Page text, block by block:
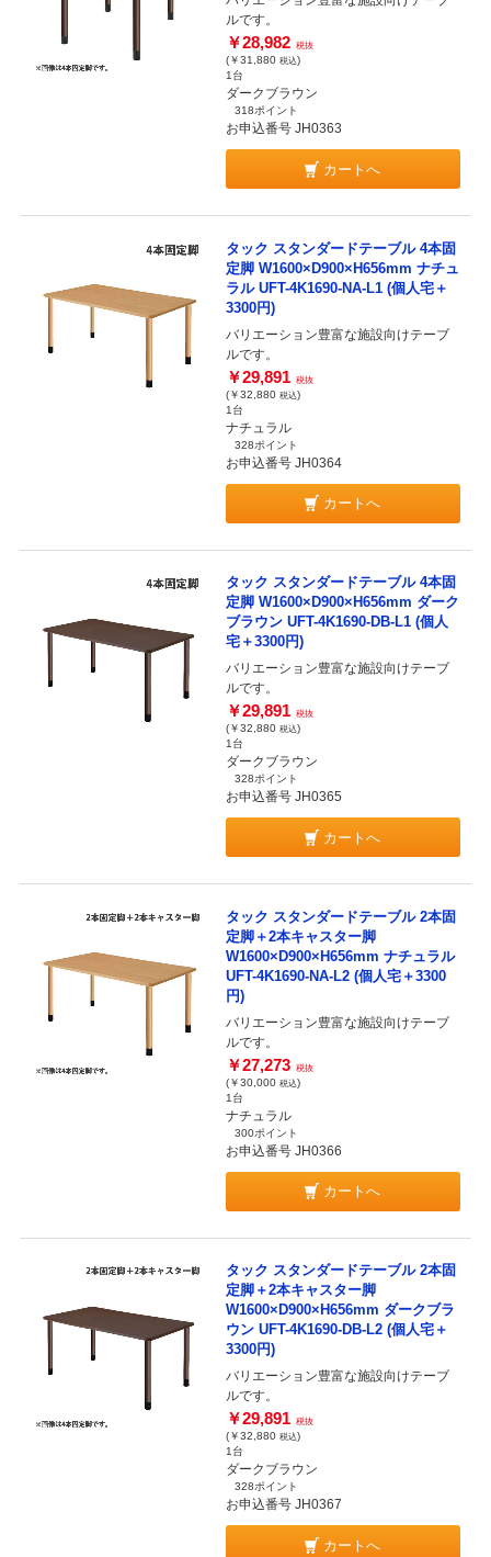
ルです。
￥28,982 税抜
(￥31,880 税込)
1台
ダークブラウン
318ポイント
お申込番号 JH0363
カートへ
タック スタンダードテーブル 4本固
定脚 W1600×D900×H656mm ナチュ
ラル UFT-4K1690-NA-L1 (個人宅＋
3300円)
バリエーション豊富な施設向けテーブ
ルです。
￥29,891 税抜
(￥32,880 税込)
1台
ナチュラル
328ポイント
お申込番号 JH0364
カートへ
タック スタンダードテーブル 4本固
定脚 W1600×D900×H656mm ダーク
ブラウン UFT-4K1690-DB-L1 (個人
宅＋3300円)
バリエーション豊富な施設向けテーブ
ルです。
￥29,891 税抜
(￥32,880 税込)
1台
ダークブラウン
328ポイント
お申込番号 JH0365
カートへ
タック スタンダードテーブル 2本固
定脚＋2本キャスター脚
W1600×D900×H656mm ナチュラル
UFT-4K1690-NA-L2 (個人宅＋3300
円)
バリエーション豊富な施設向けテーブ
ルです。
￥27,273 税抜
(￥30,000 税込)
1台
ナチュラル
300ポイント
お申込番号 JH0366
カートへ
タック スタンダードテーブル 2本固
定脚＋2本キャスター脚
W1600×D900×H656mm ダークブラ
ウン UFT-4K1690-DB-L2 (個人宅＋
3300円)
バリエーション豊富な施設向けテーブ
ルです。
￥29,891 税抜
(￥32,880 税込)
1台
ダークブラウン
328ポイント
お申込番号 JH0367
カートへ